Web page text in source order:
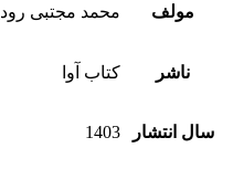
مولف محمد مجتبی
ناشر کتاب آوا
سال انتشار 1403